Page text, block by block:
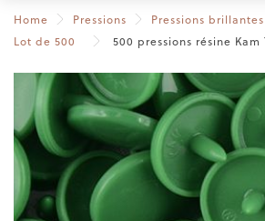
Home Pressions
Pressions brillantes
Lot de 500
500 pressions résine